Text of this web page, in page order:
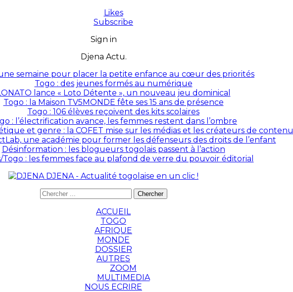
Likes
Subscribe
Sign in
Djena Actu.
semaine pour placer la petite enfance au cœur des priorités
Togo : des jeunes formés au numérique
lance « Loto Détente », un nouveau jeu dominical
Togo : la Maison TV5MONDE fête ses 15 ans de présence
Togo : 106 élèves reçoivent des kits scolaires
: l’électrification avance, les femmes restent dans l’ombre
et genre : la COFET mise sur les médias et les créateurs de contenu
une académie pour former les défenseurs des droits de l’enfant
Désinformation : les blogueurs togolais passent à l’action
Togo : les femmes face au plafond de verre du pouvoir éditorial
DJENA - Actualité togolaise en un clic !
ACCUEIL
TOGO
AFRIQUE
MONDE
DOSSIER
AUTRES
ZOOM
MULTIMEDIA
NOUS ECRIRE